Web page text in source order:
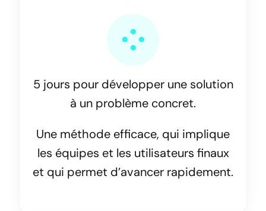
5 jours pour développer une solution
à un problème concret.
Une méthode efficace, qui implique
les équipes et les utilisateurs finaux
et qui permet d’avancer rapidement.